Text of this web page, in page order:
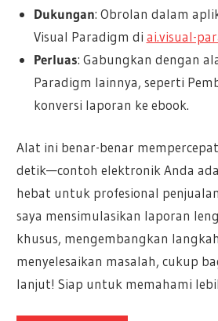
Dukungan: Obrolan dalam
Visual Paradigm di ai.visual-
Perluas: Gabungkan dengan
Paradigm lainnya, seperti
konversi laporan ke ebook.
Alat ini benar-benar
detik—contoh elektronik Anda
hebat untuk profesional
saya mensimulasikan laporan
khusus, mengembangkan
menyelesaikan masalah, cukup
lanjut! Siap untuk memahami